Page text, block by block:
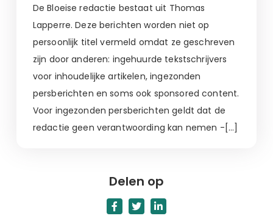
De Bloeise redactie bestaat uit Thomas
Lapperre. Deze berichten worden niet op
persoonlijk titel vermeld omdat ze geschreven
zijn door anderen: ingehuurde tekstschrijvers
voor inhoudelijke artikelen, ingezonden
persberichten en soms ook sponsored content.
Voor ingezonden persberichten geldt dat de
redactie geen verantwoording kan nemen -[…]
Delen op